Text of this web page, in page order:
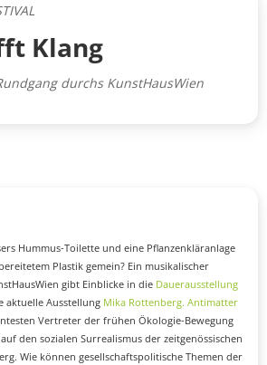
Klang
durchs KunstHausWien
Hummus-Toilette und eine Pflanzenkläranlage
Plastik gemein? Ein musikalischer
gibt Einblicke in die Dauerausstellung
aktuelle Ausstellung Mika Rottenberg. Antimatter
Vertreter der frühen Ökologie-Bewegung
den sozialen Surrealismus der zeitgenössischen
Wie können gesellschaftspolitische Themen der